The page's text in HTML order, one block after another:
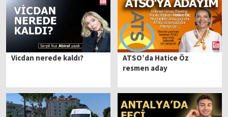
Vicdan nerede kaldı?
ATSO’da Hatice Öz
resmen aday